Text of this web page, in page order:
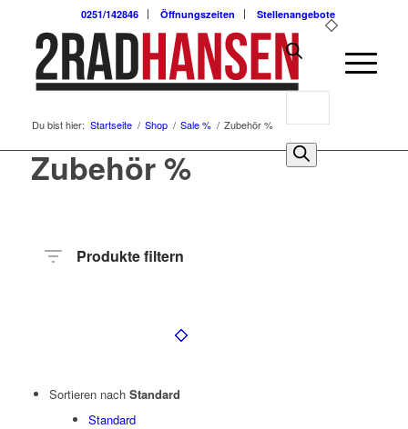
0251/142846 Öffnungszeiten Stellenangebote
0
Du bist hier: Startseite / Shop / Sale % / Zubehör %
Zubehör %
Produkte filtern
Sortieren nach Standard
Standard